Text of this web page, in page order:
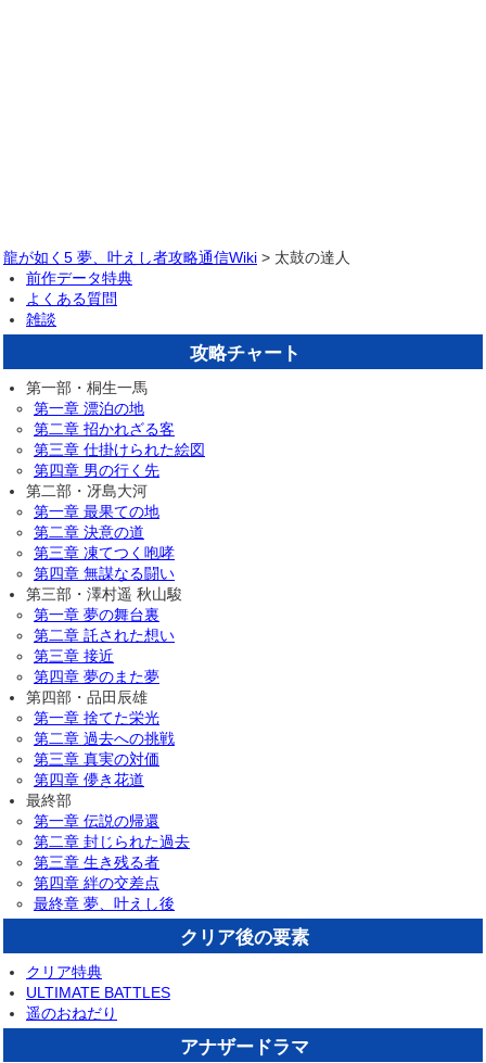
龍が如く5 夢、叶えし者攻略通信Wiki > 太鼓の達人
前作データ特典
よくある質問
雑談
攻略チャート
第一部・桐生一馬
第一章 漂泊の地
第二章 招かれざる客
第三章 仕掛けられた絵図
第四章 男の行く先
第二部・冴島大河
第一章 最果ての地
第二章 決意の道
第三章 凍てつく咆哮
第四章 無謀なる闘い
第三部・澤村遥 秋山駿
第一章 夢の舞台裏
第二章 託された想い
第三章 接近
第四章 夢のまた夢
第四部・品田辰雄
第一章 捨てた栄光
第二章 過去への挑戦
第三章 真実の対価
第四章 儚き花道
最終部
第一章 伝説の帰還
第二章 封じられた過去
第三章 生き残る者
第四章 絆の交差点
最終章 夢、叶えし後
クリア後の要素
クリア特典
ULTIMATE BATTLES
遥のおねだり
アナザードラマ